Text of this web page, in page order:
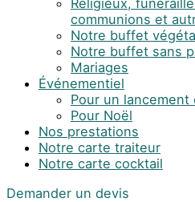
Religieux,
communions et
Notre buffet
Notre buffet sans
Mariages
Événementiel
Pour un
Pour Noël
Nos prestations
Notre carte traiteur
Notre carte cocktail
Demander un devis